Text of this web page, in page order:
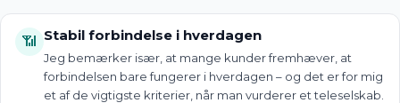
📶 Stabil forbindelse i hverdagen
Jeg bemærker især, at mange kunder fremhæver, at
forbindelsen bare fungerer i hverdagen – og det er for mig
et af de vigtigste kriterier, når man vurderer et teleselskab.